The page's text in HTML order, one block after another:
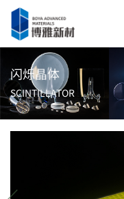
闪烁晶体
SCINTILLATOR